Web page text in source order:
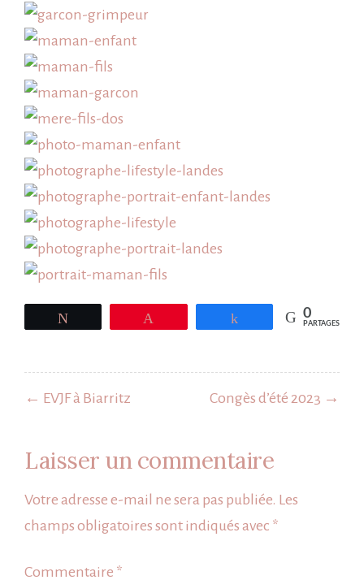
Partagez 0
PARTAGES
de
← EVJF à Biarritz Congès d’été 2023 →
Laisser un commentaire
Votre adresse e-mail ne sera pas publiée. Les
champs obligatoires sont indiqués avec *
Commentaire *